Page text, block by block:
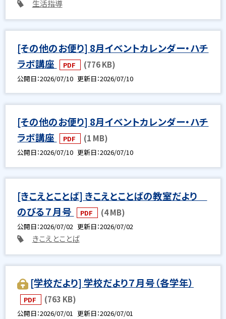
生活指導
[その他のお便り] 8月イベントカレンダー・ハチ
ラボ講座
PDF (776 KB)
公開日 2026/07/10 更新日 2026/07/10
[その他のお便り] 8月イベントカレンダー・ハチ
ラボ講座
PDF (1 MB)
公開日 2026/07/10 更新日 2026/07/10
[きこえとことば] きこえとことばの教室だより
のびる７月号
PDF (4 MB)
公開日 2026/07/02 更新日 2026/07/02
きこえとことば
[学校だより] 学校だより７月号（各学年）
PDF (763 KB)
公開日 2026/07/01 更新日 2026/07/01